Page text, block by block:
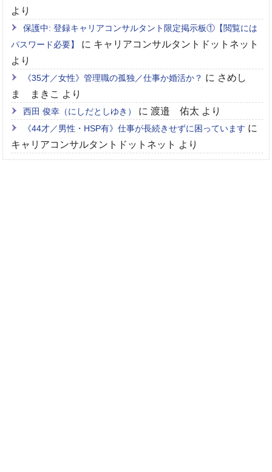
より
保護中: 登録キャリアコンサルタント限定掲示板①【閲覧には
パスワード必要】
に キャリアコンサルタントドットネット
より
《35才／女性》管理職の孤独／仕事か婚活か？ に さめし
ま まきこ より
西田 俊幸（にしだとしゆき） に渡邉 佑太 より
《44才／男性・HSP有》仕事が長続きせずに困っています に
キャリアコンサルタントドットネット より